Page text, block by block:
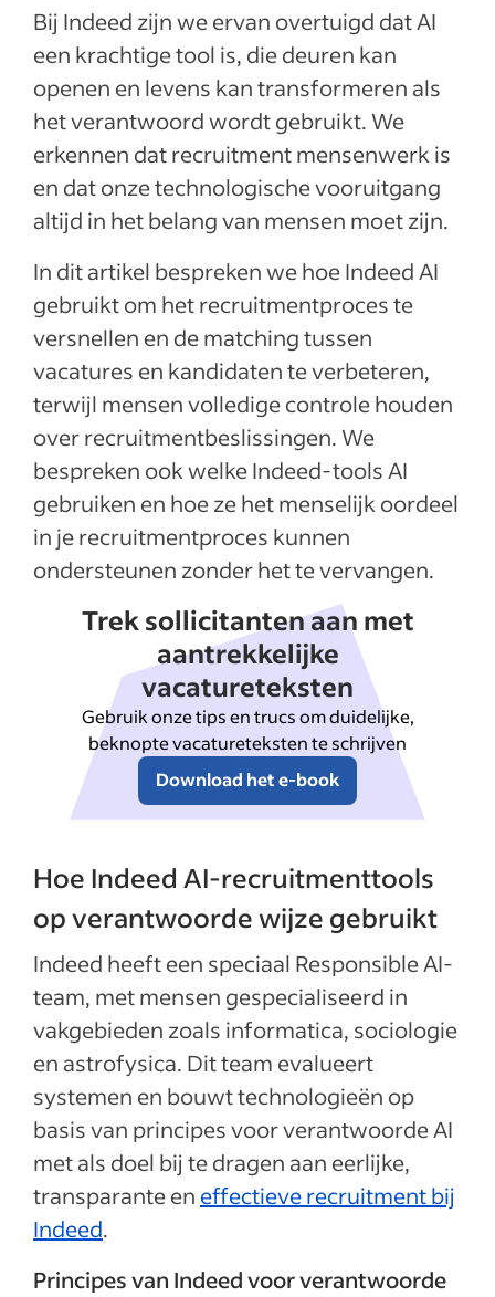
Bij Indeed zijn we ervan overtuigd dat AI
een krachtige tool is, die deuren kan
openen en levens kan transformeren als
het verantwoord wordt gebruikt. We
erkennen dat recruitment mensenwerk is
en dat onze technologische vooruitgang
altijd in het belang van mensen moet zijn.
In dit artikel bespreken we hoe Indeed AI
gebruikt om het recruitmentproces te
versnellen en de matching tussen
vacatures en kandidaten te verbeteren,
terwijl mensen volledige controle houden
over recruitmentbeslissingen. We
bespreken ook welke Indeed-tools AI
gebruiken en hoe ze het menselijk oordeel
in je recruitmentproces kunnen
ondersteunen zonder het te vervangen.
Trek sollicitanten aan met
aantrekkelijke
vacatureteksten
Gebruik onze tips en trucs om duidelijke,
beknopte vacatureteksten te schrijven
Download het e-book
Hoe Indeed AI-recruitmenttools
op verantwoorde wijze gebruikt
Indeed heeft een speciaal Responsible AI-
team, met mensen gespecialiseerd in
vakgebieden zoals informatica, sociologie
en astrofysica. Dit team evalueert
systemen en bouwt technologieën op
basis van principes voor verantwoorde AI
met als doel bij te dragen aan eerlijke,
transparante en effectieve recruitment bij
Indeed.
Principes van Indeed voor verantwoorde